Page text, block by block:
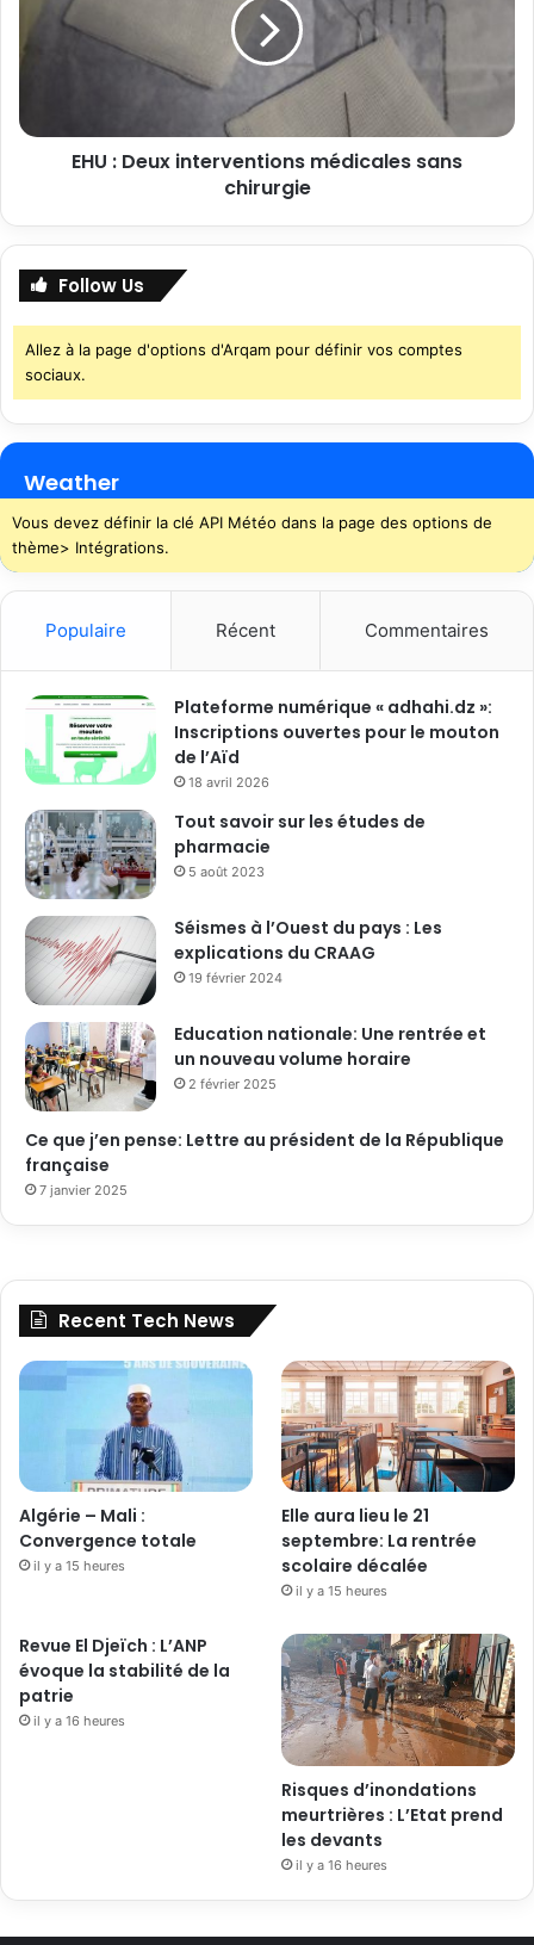
EHU : Deux interventions médicales sans
chirurgie
Follow Us
Allez à la page d'options d'Arqam pour définir vos comptes
sociaux.
Weather
Vous devez définir la clé API Météo dans la page des options de
thème> Intégrations.
Populaire Récent Commentaires
Plateforme numérique « adhahi.dz »:
Inscriptions ouvertes pour le mouton
de l’Aïd
18 avril 2026
Tout savoir sur les études de
pharmacie
5 août 2023
Séismes à l’Ouest du pays : Les
explications du CRAAG
19 février 2024
Education nationale: Une rentrée et
un nouveau volume horaire
2 février 2025
Ce que j’en pense: Lettre au président de la République
française
7 janvier 2025
Recent Tech News
Algérie – Mali :
Convergence totale
il y a 15 heures
Elle aura lieu le 21
septembre: La rentrée
scolaire décalée
il y a 15 heures
Revue El Djeïch : L’ANP
évoque la stabilité de la
patrie
il y a 16 heures
Risques d’inondations
meurtrières : L’Etat prend
les devants
il y a 16 heures